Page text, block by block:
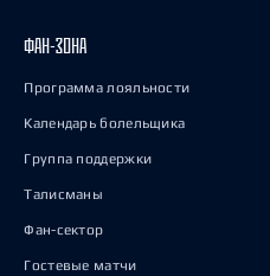
ФАН-ЗОНА
Программа лояльности
Календарь болельщика
Группа поддержки
Талисманы
Фан-сектор
Гостевые матчи